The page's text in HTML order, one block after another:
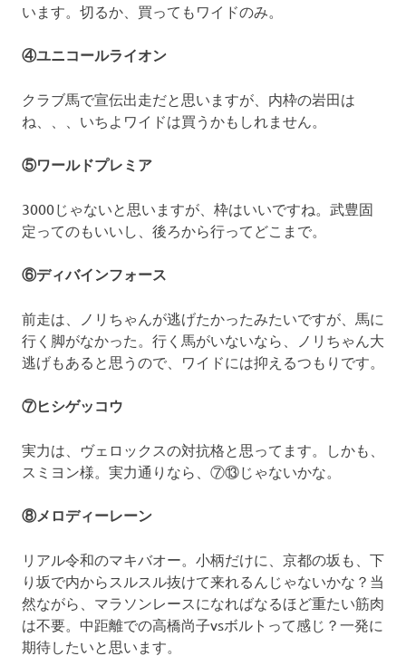
います。切るか、買ってもワイドのみ。
④ユニコールライオン
クラブ馬で宣伝出走だと思いますが、内枠の岩田は
ね、、、いちよワイドは買うかもしれません。
⑤ワールドプレミア
3000じゃないと思いますが、枠はいいですね。武豊固
定ってのもいいし、後ろから行ってどこまで。
⑥ディバインフォース
前走は、ノリちゃんが逃げたかったみたいですが、馬に
行く脚がなかった。行く馬がいないなら、ノリちゃん大
逃げもあると思うので、ワイドには抑えるつもりです。
⑦ヒシゲッコウ
実力は、ヴェロックスの対抗格と思ってます。しかも、
スミヨン様。実力通りなら、⑦⑬じゃないかな。
⑧メロディーレーン
リアル令和のマキバオー。小柄だけに、京都の坂も、下
り坂で内からスルスル抜けて来れるんじゃないかな？当
然ながら、マラソンレースになればなるほど重たい筋肉
は不要。中距離での高橋尚子vsボルトって感じ？一発に
期待したいと思います。